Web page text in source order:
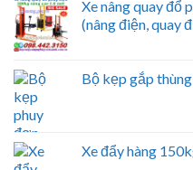
Xe nâng quay đổ
(nâng điện, quay
Bộ kẹp gắp
Xe đẩy hàng